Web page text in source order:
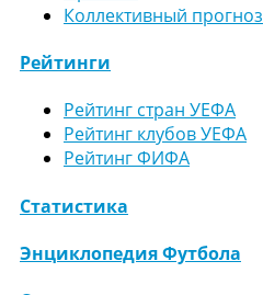
Коллективный прогноз
Рейтинги
Рейтинг стран УЕФА
Рейтинг клубов УЕФА
Рейтинг ФИФА
Статистика
Энциклопедия Футбола